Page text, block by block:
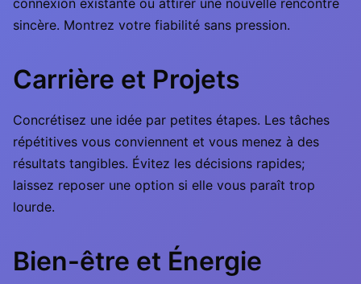
connexion existante ou attirer une nouvelle rencontre
sincère. Montrez votre fiabilité sans pression.
Carrière et Projets
Concrétisez une idée par petites étapes. Les tâches
répétitives vous conviennent et vous menez à des
résultats tangibles. Évitez les décisions rapides;
laissez reposer une option si elle vous paraît trop
lourde.
Bien-être et Énergie